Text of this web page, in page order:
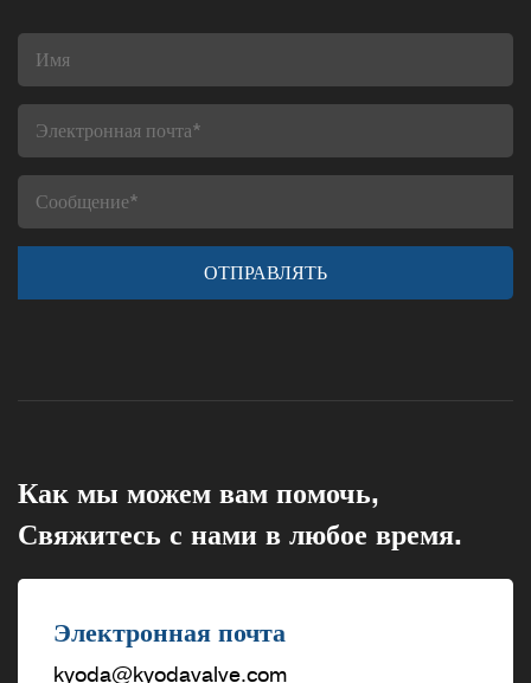
Как мы можем вам помочь,
Свяжитесь с нами в любое время.
Электронная почта
kyoda@kyodavalve.com